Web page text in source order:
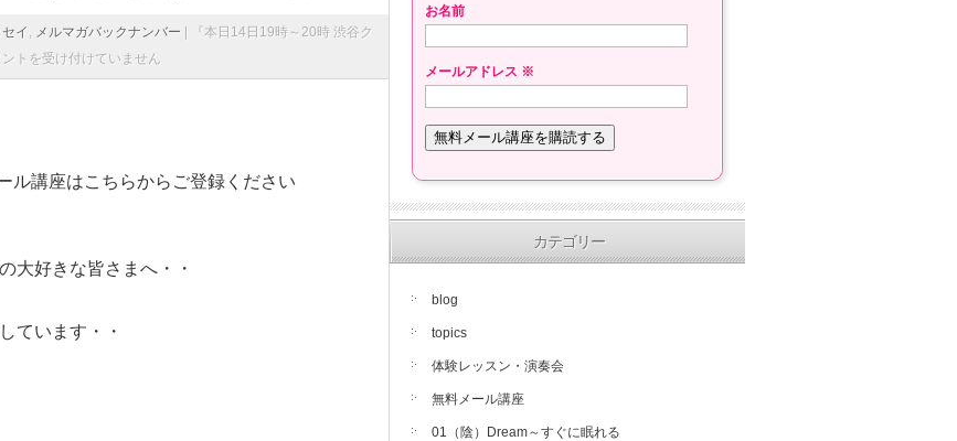
イ , メルマガバックナンバー
『本日14日19時～20時 渋谷ク
ントを受け付けていません
ル講座はこちらからご登録ください
大好きな皆さまへ・・
ています・・
お名前
メールアドレス ※
カテゴリー
blog
topics
体験レッスン・演奏会
無料メール講座
01（陰）Dream～すぐに眠れる